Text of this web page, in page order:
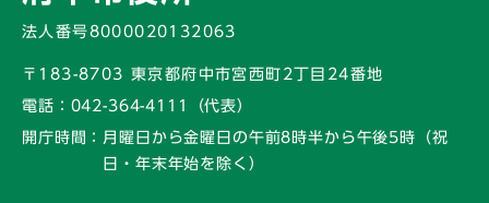
法人番号8000020132063
〒183-8703 東京都府中市宮西町2丁目24番地
電話： 042-364-4111（代表）
開庁時間： 月曜日から金曜日の午前8時半から午後5時 （祝
日・年末年始を除く）